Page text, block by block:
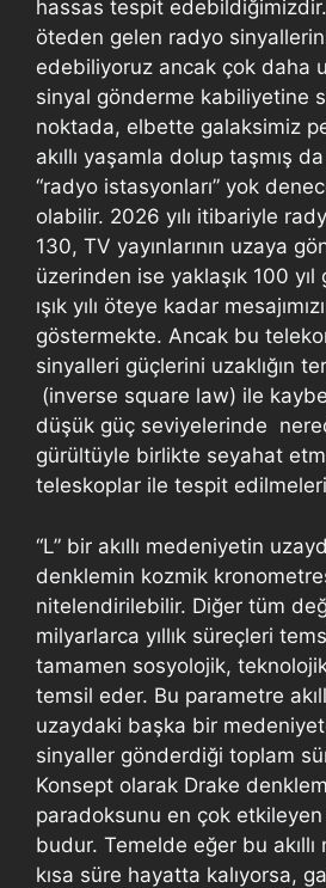
hassas tespit edebildiğimizdir.
öteden gelen radyo
edebiliyoruz ancak çok daha
sinyal gönderme kabiliyetine
noktada, elbette galaksimiz
akıllı yaşamla dolup taşmış
“radyo istasyonları” yok
olabilir. 2026 yılı itibariyle
130, TV yayınlarının uzaya
üzerinden ise yaklaşık 100
ışık yılı öteye kadar
göstermekte. Ancak bu
sinyalleri güçlerini uzaklığın
(inverse square law) ile
düşük güç seviyelerinde
gürültüyle birlikte seyahat
teleskoplar ile tespit
“L” bir akıllı medeniyetin
denklemin kozmik
nitelendirilebilir. Diğer tüm
milyarlarca yıllık süreçleri
tamamen sosyolojik,
temsil eder. Bu parametre
uzaydaki başka bir
sinyaller gönderdiği toplam
Konsept olarak Drake
paradoksunu en çok etkileyen
budur. Temelde eğer bu
kısa süre hayatta kalıyorsa,